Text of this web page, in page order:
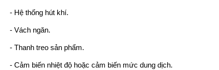
- Hệ thống hút khí.
- Vách ngăn.
- Thanh treo sản phẩm.
- Cảm biến nhiệt độ hoặc cảm biến mức dung dịch.